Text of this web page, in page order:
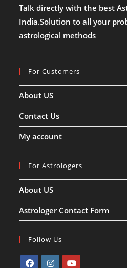
पड़ेगा
शुभ
प्रभाव?
Talk directly with the best
India.Solution to all your
astrological methods
For Customers
About US
Contact Us
My account
For Astrologers
About US
Astrologer Contact Form
Follow Us